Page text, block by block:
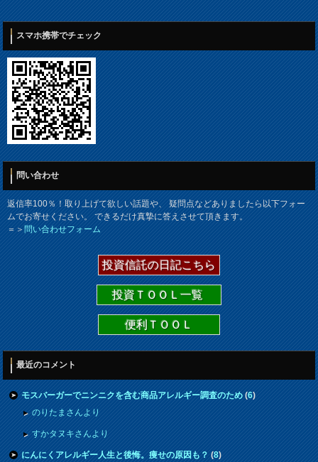
スマホ携帯でチェック
問い合わせ
返信率100％！取り上げて欲しい話題や、 疑問点などありましたら以下フォー
ムでお寄せください。 できるだけ真摯に答えさせて頂きます。
＝＞問い合わせフォーム
投資信託の日記こちら
投資ＴＯＯＬ一覧
便利ＴＯＯＬ
最近のコメント
モスバーガーでニンニクを含む商品アレルギー調査のため(6)
のりたまさんより
すかタヌキさんより
にんにくアレルギー人生と後悔。痩せの原因も？(8)